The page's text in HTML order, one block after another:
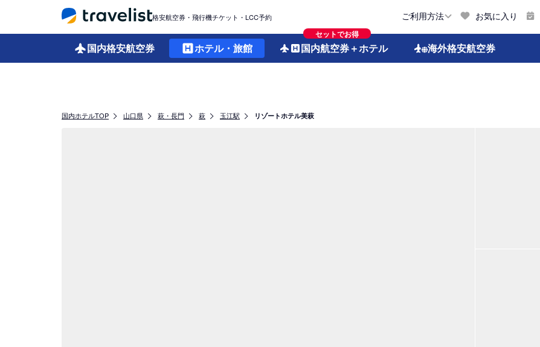
格安航空券・飛行機チケット・LCC予約 ご利用方法 お気に入り
国内格安航空券 ホテル・旅館
セットでお得
国内航空券＋ホテル 海外格安航空券
国内ホテルTOP 山口県 萩・長門 萩 玉江駅 リゾートホテル美萩